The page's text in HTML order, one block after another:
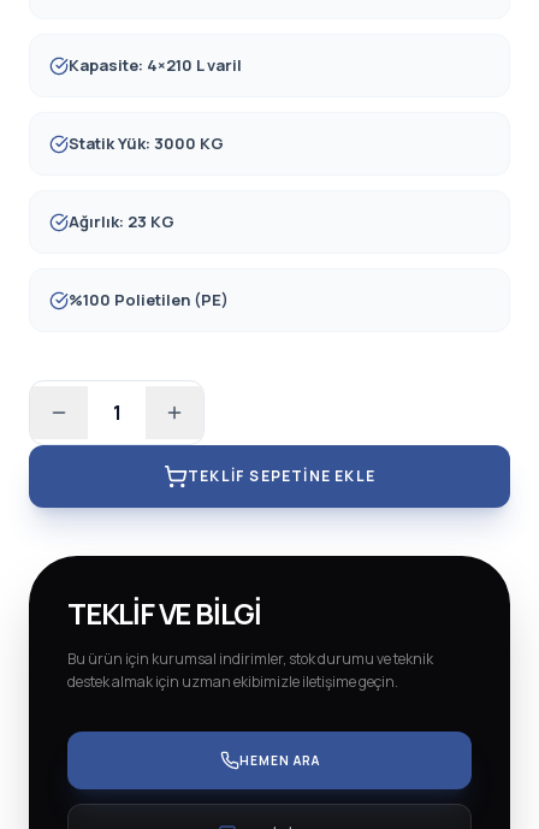
Kapasite: 4×210 L varil
Statik Yük: 3000 KG
Ağırlık: 23 KG
%100 Polietilen (PE)
1
TEKLIF SEPETINE EKLE
TEKLIF VE BILGI
Bu ürün için kurumsal indirimler, stok durumu ve teknik
destek almak için uzman ekibimizle iletişime geçin.
HEMEN ARA